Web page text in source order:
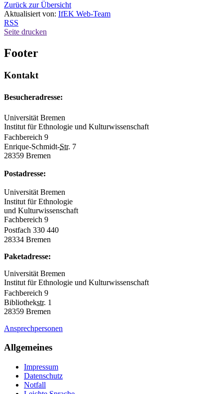
Zurück zur Übersicht
Aktualisiert von: IfEK Web-Team
RSS
Seite drucken
Footer
Kontakt
Besucheradresse:
Universität Bremen
Institut für Ethnologie und Kulturwissenschaft
Fachbereich 9
Enrique-Schmidt-Str. 7
28359 Bremen
Postadresse:
Universität Bremen
Institut für Ethnologie
und Kulturwissenschaft
Fachbereich 9
Postfach 330 440
28334 Bremen
Paketadresse:
Universität Bremen
Institut für Ethnologie und Kulturwissenschaft
Fachbereich 9
Bibliothekstr. 1
28359 Bremen
Ansprechpersonen
Allgemeines
Impressum
Datenschutz
Notfall